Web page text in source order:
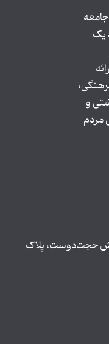
یک
و
مردم
نبش حجت‌دوست، پلاک